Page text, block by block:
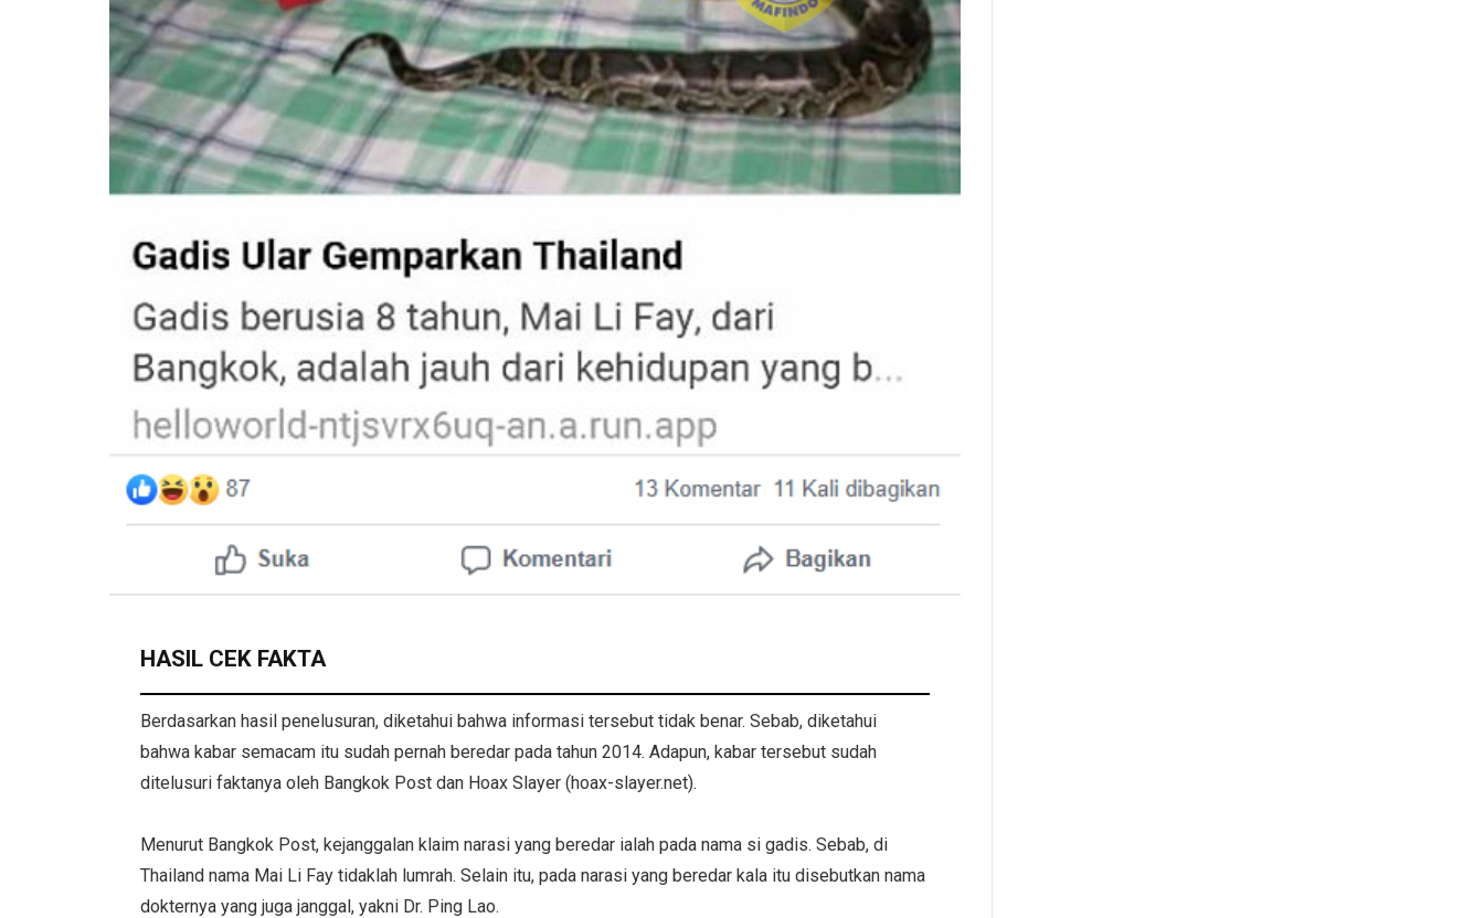
HASIL CEK FAKTA
Berdasarkan hasil penelusuran, diketahui bahwa informasi tersebut tidak benar. Sebab, diketahui
bahwa kabar semacam itu sudah pernah beredar pada tahun 2014. Adapun, kabar tersebut sudah
ditelusuri faktanya oleh Bangkok Post dan Hoax Slayer (hoax-slayer.net).
Menurut Bangkok Post, kejanggalan klaim narasi yang beredar ialah pada nama si gadis. Sebab, di
Thailand nama Mai Li Fay tidaklah lumrah. Selain itu, pada narasi yang beredar kala itu disebutkan nama
dokternya yang juga janggal, yakni Dr. Ping Lao.